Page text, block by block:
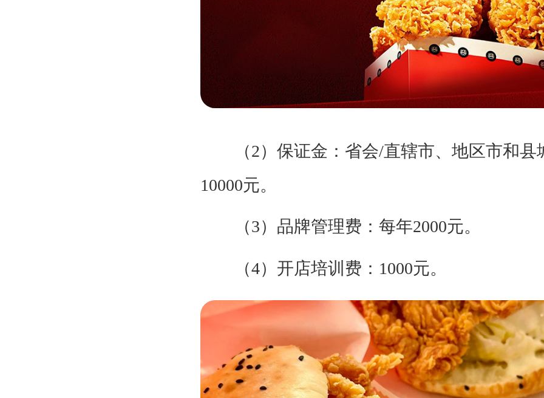
（2）保证金：省会/直辖市、地区市和县
10000元。
（3）品牌管理费：每年2000元。
（4）开店培训费：1000元。